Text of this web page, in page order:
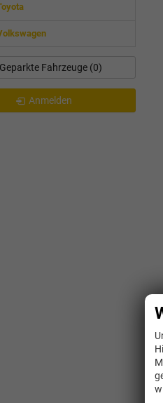
Geparkte Fahrzeuge (0)
Anmelden